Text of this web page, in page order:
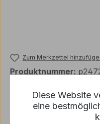
Zum Merkzettel
Produktnummer:
Diese Website
eine